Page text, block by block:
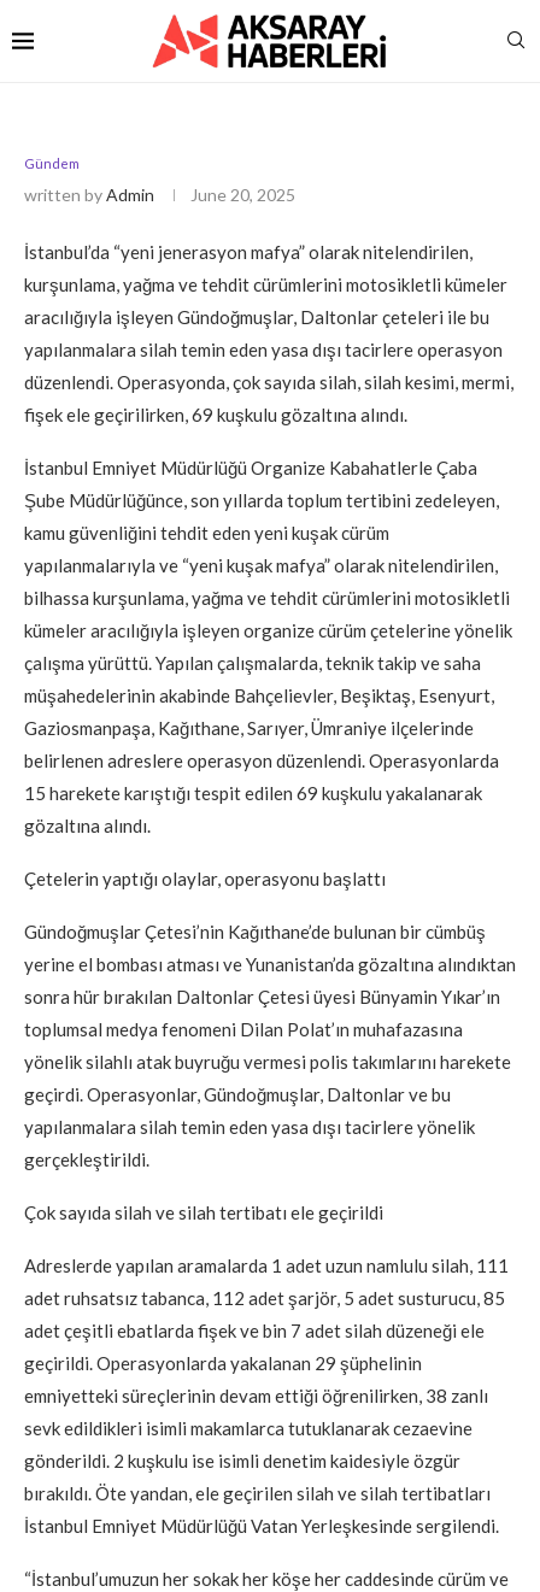
Gündem
written byAdmin June 20, 2025
İstanbul’da “yeni jenerasyon mafya” olarak nitelendirilen,
kurşunlama, yağma ve tehdit cürümlerini motosikletli kümeler
aracılığıyla işleyen Gündoğmuşlar, Daltonlar çeteleri ile bu
yapılanmalara silah temin eden yasa dışı tacirlere operasyon
düzenlendi. Operasyonda, çok sayıda silah, silah kesimi, mermi,
fişek ele geçirilirken, 69 kuşkulu gözaltına alındı.
İstanbul Emniyet Müdürlüğü Organize Kabahatlerle Çaba
Şube Müdürlüğünce, son yıllarda toplum tertibini zedeleyen,
kamu güvenliğini tehdit eden yeni kuşak cürüm
yapılanmalarıyla ve “yeni kuşak mafya” olarak nitelendirilen,
bilhassa kurşunlama, yağma ve tehdit cürümlerini motosikletli
kümeler aracılığıyla işleyen organize cürüm çetelerine yönelik
çalışma yürüttü. Yapılan çalışmalarda, teknik takip ve saha
müşahedelerinin akabinde Bahçelievler, Beşiktaş, Esenyurt,
Gaziosmanpaşa, Kağıthane, Sarıyer, Ümraniye ilçelerinde
belirlenen adreslere operasyon düzenlendi. Operasyonlarda
15 harekete karıştığı tespit edilen 69 kuşkulu yakalanarak
gözaltına alındı.
Çetelerin yaptığı olaylar, operasyonu başlattı
Gündoğmuşlar Çetesi’nin Kağıthane’de bulunan bir cümbüş
yerine el bombası atması ve Yunanistan’da gözaltına alındıktan
sonra hür bırakılan Daltonlar Çetesi üyesi Bünyamin Yıkar’ın
toplumsal medya fenomeni Dilan Polat’ın muhafazasına
yönelik silahlı atak buyruğu vermesi polis takımlarını harekete
geçirdi. Operasyonlar, Gündoğmuşlar, Daltonlar ve bu
yapılanmalara silah temin eden yasa dışı tacirlere yönelik
gerçekleştirildi.
Çok sayıda silah ve silah tertibatı ele geçirildi
Adreslerde yapılan aramalarda 1 adet uzun namlulu silah, 111
adet ruhsatsız tabanca, 112 adet şarjör, 5 adet susturucu, 85
adet çeşitli ebatlarda fişek ve bin 7 adet silah düzeneği ele
geçirildi. Operasyonlarda yakalanan 29 şüphelinin
emniyetteki süreçlerinin devam ettiği öğrenilirken, 38 zanlı
sevk edildikleri isimli makamlarca tutuklanarak cezaevine
gönderildi. 2 kuşkulu ise isimli denetim kaidesiyle özgür
bırakıldı. Öte yandan, ele geçirilen silah ve silah tertibatları
İstanbul Emniyet Müdürlüğü Vatan Yerleşkesinde sergilendi.
“İstanbul’umuzun her sokak her köşe her caddesinde cürüm ve